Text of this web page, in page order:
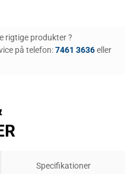
rigtige produkter ?
på telefon:7461 3636eller
Specifikationer